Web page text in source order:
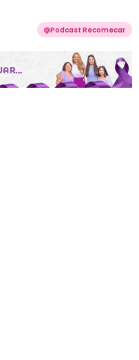
Podcast Recomecar